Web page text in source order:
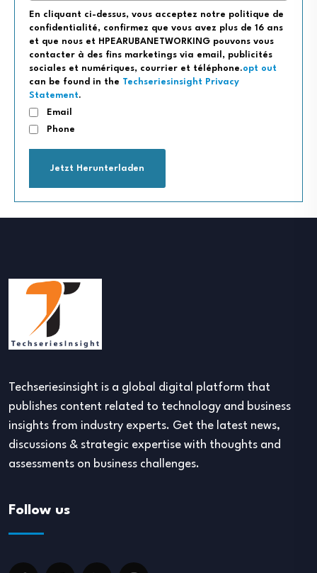
En cliquant ci-dessus, vous acceptez notre politique de
confidentialité, confirmez que vous avez plus de 16 ans
et que nous et HPEARUBANETWORKING pouvons vous
contacter à des fins marketings via email, publicités
sociales et numériques, courrier et téléphone.opt out
can be found in the Techseriesinsight Privacy
Statement.
Email
Phone
Techseriesinsight is a global digital platform that
publishes content related to technology and business
insights from industry experts. Get the latest news,
discussions & strategic expertise with thoughts and
assessments on business challenges.
Follow us